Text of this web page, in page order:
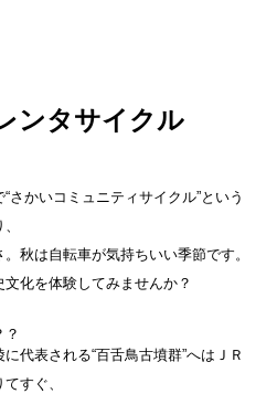
ンタサイクル
さかいコミュニティサイクル”という
秋は自転車が気持ちいい季節です。
化を体験してみませんか？
代表される“百舌鳥古墳群”へはＪＲ
すぐ、